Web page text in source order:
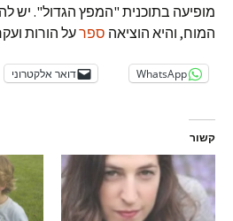
מופיעה בתוכנית "המפץ הגדול". יש
המוח, והיא הוציאה ספרעל הורות
WhatsApp דואר אלקטרוני
קשור